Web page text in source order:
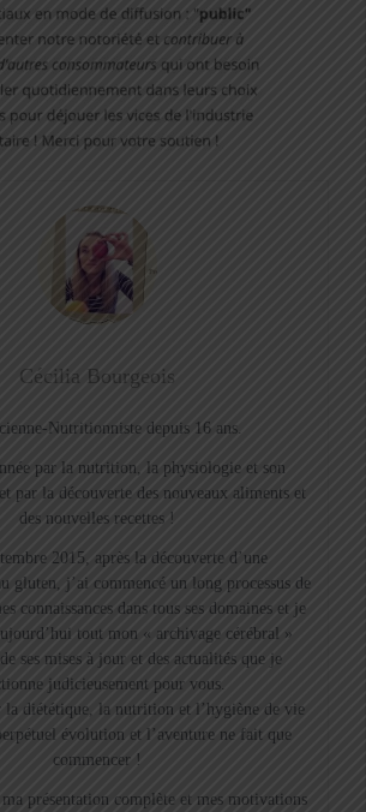
Cécilia Bourgeois
Nutritionniste depuis 16 ans.
par la nutrition, la physiologie et son
par la découverte des nouveaux aliments et
des nouvelles recettes !
2015, après la découverte d’une
gluten, j’ai commencé un long processus de
connaissances dans tous ses domaines et je
tout mon « archivage cérébral »
ses mises à jour et des actualités que je
judicieusement pour vous.
la diététique, la nutrition et l’hygiène de vie
évolution et l’aventure ne fait que
commencer !
présentation complète et mes motivations